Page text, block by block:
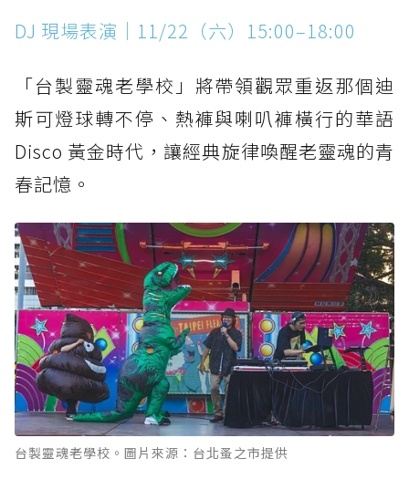
DJ 現場表演｜11/22（六）15:00–18:00
「台製靈魂老學校」將帶領觀眾重返那個迪
斯可燈球轉不停、熱褲與喇叭褲橫行的華語
Disco 黃金時代，讓經典旋律喚醒老靈魂的青
春記憶。
台製靈魂老學校。圖片來源：台北蚤之市提供